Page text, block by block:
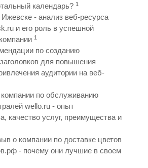
календарь? 1
- анализ веб-ресурса
и его роль в успешной
1
по созданию
для повышения
аудитории на веб-
по обслуживанию
wello.ru - опыт
качество услуг, преимущества и
о компании по доставке цветов
- почему они лучшие в своем